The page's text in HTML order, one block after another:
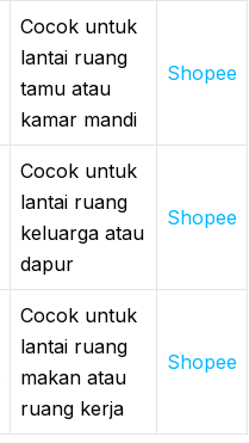
Cocok untuk
lantai ruang
tamu atau
kamar mandi
Shopee
Cocok untuk
lantai ruang
keluarga atau
dapur
Shopee
Cocok untuk
lantai ruang
makan atau
ruang kerja
Shopee